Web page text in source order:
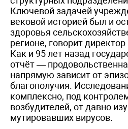
Ключевой задачей
вековой историей был и
здоровья
регионе, говорит
Как и 95 лет назад
отчёт —
напрямую зависит от
благополучия.
комплексно, под
возбудителей, от давно
мутировавших вирусов.